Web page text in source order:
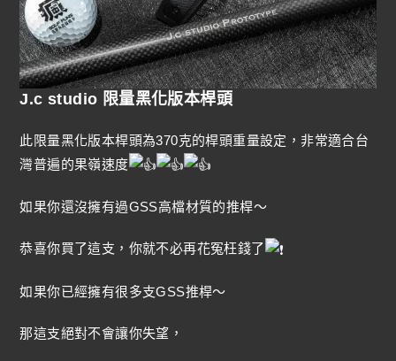
J.c studio 限量黑化版本桿頭
此限量黑化版本桿頭為370克的桿頭重量設定，非常適合台
灣普遍的果嶺速度
如果你還沒擁有過GSS高檔材質的推桿～
恭喜你買了這支，你就不必再花冤枉錢了
如果你已經擁有很多支GSS推桿～
那這支絕對不會讓你失望，